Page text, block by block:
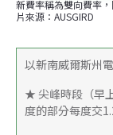
新費率稱為雙向費率
片來源：AUSGIRD
以新南威爾斯州
★ 尖峰時段（早
度的部分每度交